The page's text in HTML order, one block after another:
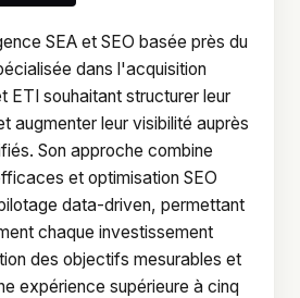
SEA et SEO basée près du
dans l'acquisition
ETI souhaitant structurer leur
augmenter leur visibilité auprès
Son approche combine
et optimisation SEO
data-driven, permettant
chaque investissement
des objectifs mesurables et
expérience supérieure à cinq